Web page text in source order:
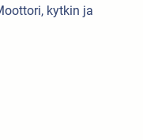
kytkin ja